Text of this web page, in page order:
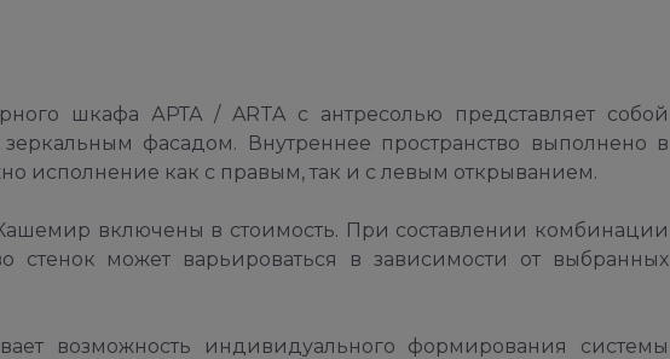
шкафа АРТА / ARTA с антресолью представляет собой
фасадом. Внутреннее пространство выполнено в
исполнение как с правым, так и с левым открыванием.
включены в стоимость. При составлении комбинации
стенок может варьироваться в зависимости от выбранных
возможность индивидуального формирования системы